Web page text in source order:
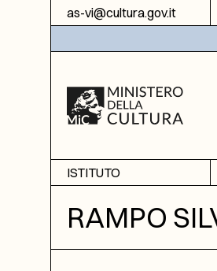
Vai al contenuto
as-vi@cultura.gov.it
ISTITUTO
Informazioni
Sezione di Bassano del
RAMPO